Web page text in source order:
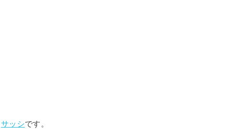
サッシです。